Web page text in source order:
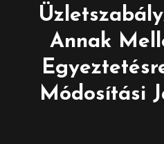
Annak
Módosítási